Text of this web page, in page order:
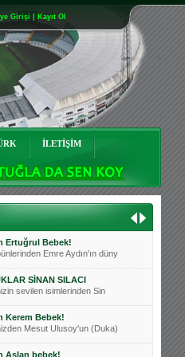
Girişi | Kayıt Ol
İLETİŞİM
Ceyhun Tetik
sevilen isimlerinde
önü açılsın is
Derneği Başkanı
Alaz Bebek!
sistem yöneticisi, ekibimizin
Göktuğ Bebek!
ekibimizden ve tribünlerimizi
Kadir Kağan Bebek!
Basri İleri'nin dü
Ertuğrul Bebek!
Emre Aydın'ın düny
SİNAN SILACI
sevilen isimlerinden Sin
Kerem Bebek!
Mesut Ulusoy'un (Duka)
Aslan bebek!